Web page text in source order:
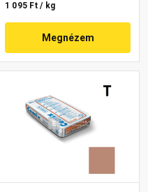
1 095 Ft / kg
Megnézem